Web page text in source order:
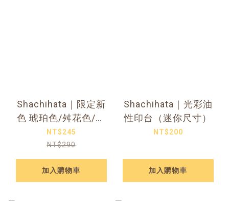
Shachihata｜限定新
色 琥珀色/舛花色/鬱
金色/麴塵色/亞麻色
NT$245
NT$290
加入購物車
Shachihata｜光彩油
性印台（迷你尺寸）
NT$200
加入購物車